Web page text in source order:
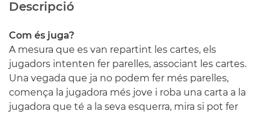
Descripció
Com és juga?
A mesura que es van repartint les cartes, els
jugadors intenten fer parelles, associant les cartes.
Una vegada que ja no podem fer més parelles,
comença la jugadora més jove i roba una carta a la
jugadora que té a la seva esquerra, mira si pot fer